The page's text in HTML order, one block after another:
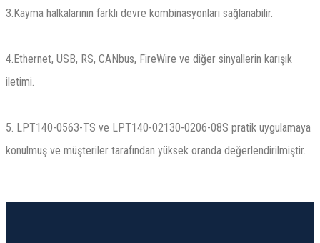
3.Kayma halkalarının farklı devre kombinasyonları sağlanabilir.
4.Ethernet, USB, RS, CANbus, FireWire ve diğer sinyallerin karışık
iletimi.
5. LPT140-0563-TS ve LPT140-02130-0206-08S pratik uygulamaya
konulmuş ve müşteriler tarafından yüksek oranda değerlendirilmiştir.